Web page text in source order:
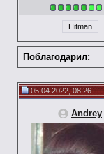
Hitman
Поблагодарил:
05.04.2022, 08:26
Andrey